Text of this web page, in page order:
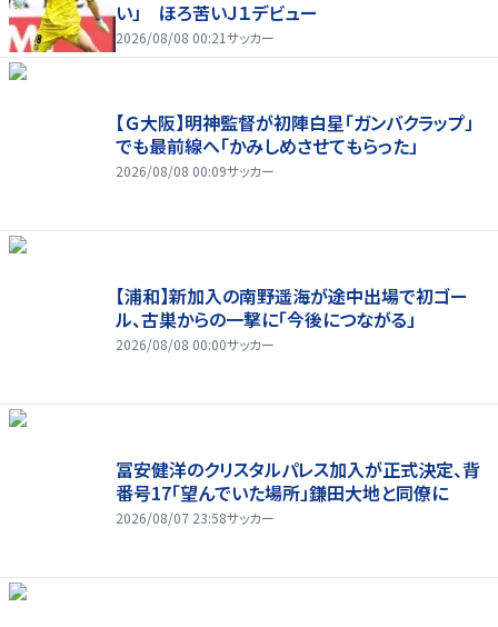
い」 ほろ苦いＪ１デビュー
2026/08/08 00:21サッカー
【Ｇ大阪】明神監督が初陣白星「ガンバクラップ」
でも最前線へ「かみしめさせてもらった」
2026/08/08 00:09サッカー
【浦和】新加入の南野遥海が途中出場で初ゴー
ル、古巣からの一撃に「今後につながる」
2026/08/08 00:00サッカー
冨安健洋のクリスタルパレス加入が正式決定、背
番号17「望んでいた場所」鎌田大地と同僚に
2026/08/07 23:58サッカー